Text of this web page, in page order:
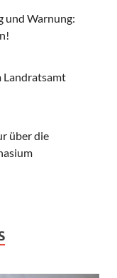
und Warnung:
Landratsamt
über die